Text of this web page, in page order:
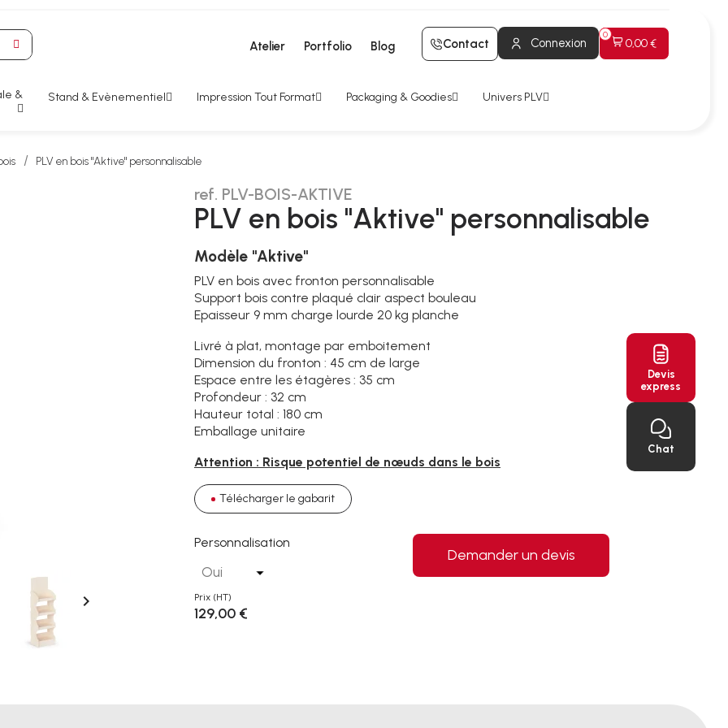
Atelier Portfolio Blog Contact Connexion 0,00 €
& Stand & Evènementiel Impression Tout Format Packaging & Goodies Univers PLV
PLV en bois "Aktive" personnalisable

ref. PLV-BOIS-AKTIVE
PLV en bois "Aktive" personnalisable
Modèle "Aktive"
PLV en bois avec fronton personnalisable
Support bois contre plaqué clair aspect bouleau
Epaisseur 9 mm charge lourde 20 kg planche
Livré à plat, montage par emboitement
Dimension du fronton : 45 cm de large
Espace entre les étagères : 35 cm
Profondeur : 32 cm
Hauteur total : 180 cm
Emballage unitaire
Attention : Risque potentiel de nœuds dans le bois
Télécharger le gabarit
Personnalisation
Prix (HT)
129,00 €
Demander un devis
Devis
express
Chat